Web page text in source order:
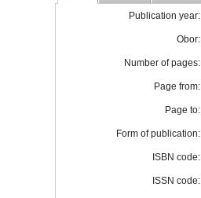
Publication year:
Obor:
Number of pages:
Page from:
Page to:
Form of publication:
ISBN code:
ISSN code: